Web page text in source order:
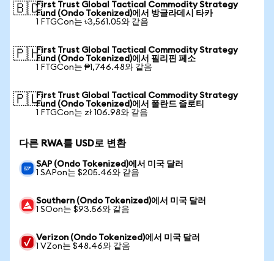
🇧🇩First Trust Global Tactical Commodity Strategy
Fund (Ondo Tokenized)에서 방글라데시 타카
1 FTGCon는 ৳3,561.05와 같음
🇵🇭First Trust Global Tactical Commodity Strategy
Fund (Ondo Tokenized)에서 필리핀 페소
1 FTGCon는 ₱1,746.48와 같음
🇵🇱First Trust Global Tactical Commodity Strategy
Fund (Ondo Tokenized)에서 폴란드 즐로티
1 FTGCon는 zł 106.98와 같음
다른 RWA를 USD로 변환
SAP (Ondo Tokenized)에서 미국 달러
1 SAPon는 $205.46와 같음
Southern (Ondo Tokenized)에서 미국 달러
1 SOon는 $93.56와 같음
Verizon (Ondo Tokenized)에서 미국 달러
1 VZon는 $48.46와 같음